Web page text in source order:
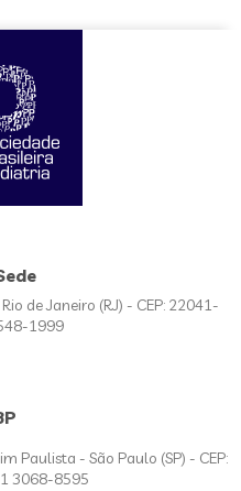
de Janeiro (RJ) - CEP: 22041-
1999
Paulista - São Paulo (SP) - CEP:
3068-8595